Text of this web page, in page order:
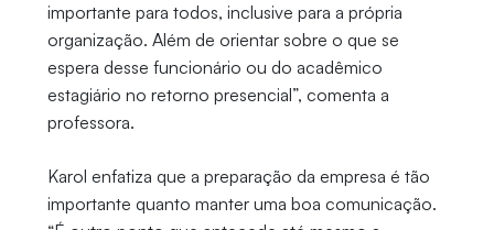
importante para todos, inclusive para a própria
organização. Além de orientar sobre o que se
espera desse funcionário ou do acadêmico
estagiário no retorno presencial”, comenta a
professora.
Karol enfatiza que a preparação da empresa é tão
importante quanto manter uma boa comunicação.